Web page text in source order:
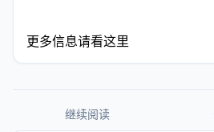
更多信息请看这里
继续阅读